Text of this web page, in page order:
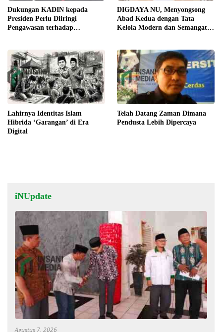
Dukungan KADIN kepada
Presiden Perlu Diiringi
Pengawasan terhadap
DIGDAYA NU, Menyongsong
Abad Kedua dengan Tata
Kelola Modern dan Semangat
Lahirnya Identitas Islam
Hibrida ‘Garangan’ di Era
Digital
Telah Datang Zaman Dimana
Pendusta Lebih Dipercaya
iNUpdate
Agustus 7, 2026